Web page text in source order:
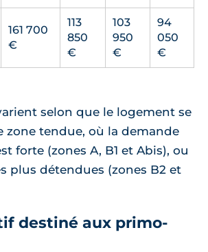
161 700
€
113
850
€
103
950
€
94
050
€
selon que le logement se
zone tendue, où la demande
forte (zones A, B1 et Abis), ou
plus détendues (zones B2 et
destiné aux primo-